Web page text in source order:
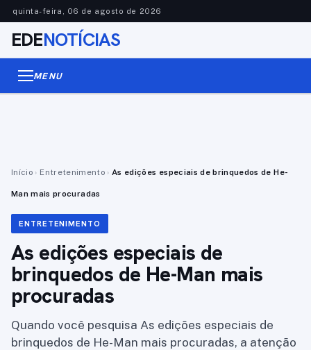
quinta-feira, 06 de agosto de 2026
EDENOTÍCIAS
MENU
Início › Entretenimento › As edições especiais de brinquedos de He-
Man mais procuradas
ENTRETENIMENTO
As edições especiais de
brinquedos de He-Man mais
procuradas
Quando você pesquisa As edições especiais de
brinquedos de He-Man mais procuradas, a atenção